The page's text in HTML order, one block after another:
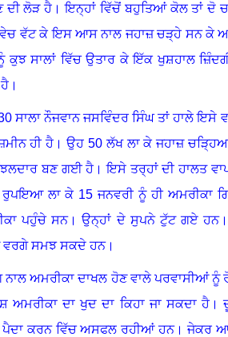
ਦੀ ਲੋੜ ਹੈ ।ਇਨ੍ਹਾਂ ਵਿੱਚੋਂ ਬਹੁਤਿਆਂ ਕੋਲ ਤਾਂ ਦੋ
ਵੇਚ ਵੱਟ ਕੇ ਇਸ ਆਸ ਨਾਲ ਜਹਾਜ਼ ਚੜ੍ਹੇ ਸਨ ਕੇ
ਕੁਝ ਸਾਲਾਂ ਵਿੱਚ ਉਤਾਰ ਕੇ ਇੱਕ ਖੁਸ਼ਹਾਲ
।
ਸਾਲਾ ਨੌਜਵਾਨ ਜਸਵਿੰਦਰ ਸਿੰਘ ਤਾਂ ਹਾਲੇ ਇਸੇ
ਹੀ ਹੈ ।ਉਹ 50ਲੱਖ ਲਾ ਕੇ ਜਹਾਜ਼
ਬਣ ਗਈ ਹੈ ।ਇਸੇ ਤਰ੍ਹਾਂ ਦੀ ਹਾਲਤ
ਲਾ ਕੇ 15ਜਨਵਰੀ ਨੂੰ ਹੀ ਅਮਰੀਕਾ
ਪਹੁੰਚੇ ਸਨ।ਉਨ੍ਹਾਂ ਦੇ ਸੁਪਨੇ ਟੁੱਟ ਗਏ ਹਨ
ਵਰਗੇ ਸਮਝ ਸਕਦੇ ਹਨ।
ਅਮਰੀਕਾ ਦਾਖਲ ਹੋਣ ਵਾਲੇ ਪਰਵਾਸੀਆਂ ਨੂੰ
ਦਾ ਖੁਦ ਦਾ ਕਿਹਾ ਜਾ ਸਕਦਾ ਹੈ ।
ਪੈਦਾ ਕਰਨ ਵਿੱਚ ਅਸਫਲ ਰਹੀਆਂ ਹਨ।ਜੇਕਰ